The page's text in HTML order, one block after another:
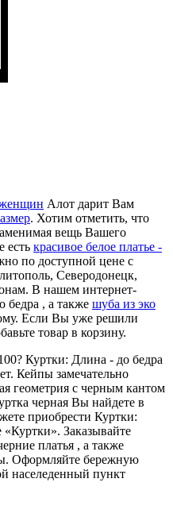
женщин Алот дарит Вам
. Хотим отметить, что
вещь Вашего
есть красивое белое платье -
по доступной цене с
Северодонецк,
В нашем интернет-
бедра , а также шуба из эко
Если Вы уже решили
товар в корзину.
Куртки: Длина - до бедра
Кейпы замечательно
геометрия с черным кантом
черная Вы найдете в
приобрести Куртки:
Заказывайте
платья , а также
Оформляйте бережную
населеденный пункт